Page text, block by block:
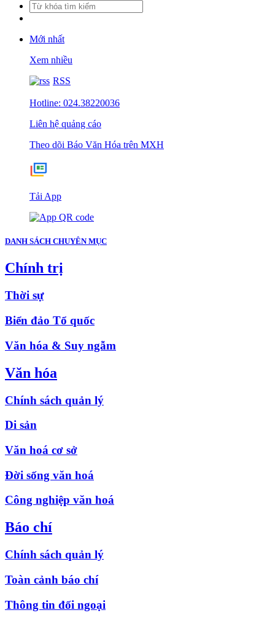
Mới nhất
Xem nhiều
RSS
Hotline: 024.38220036
Liên hệ quảng cáo
Theo dõi Báo Văn Hóa trên MXH
Tải App
DANH SÁCH CHUYÊN MỤC
Chính trị
Thời sự
Biển đảo Tổ quốc
Văn hóa & Suy ngẫm
Văn hóa
Chính sách quản lý
Di sản
Văn hoá cơ sở
Đời sống văn hoá
Công nghiệp văn hoá
Báo chí
Chính sách quản lý
Toàn cảnh báo chí
Thông tin đối ngoại